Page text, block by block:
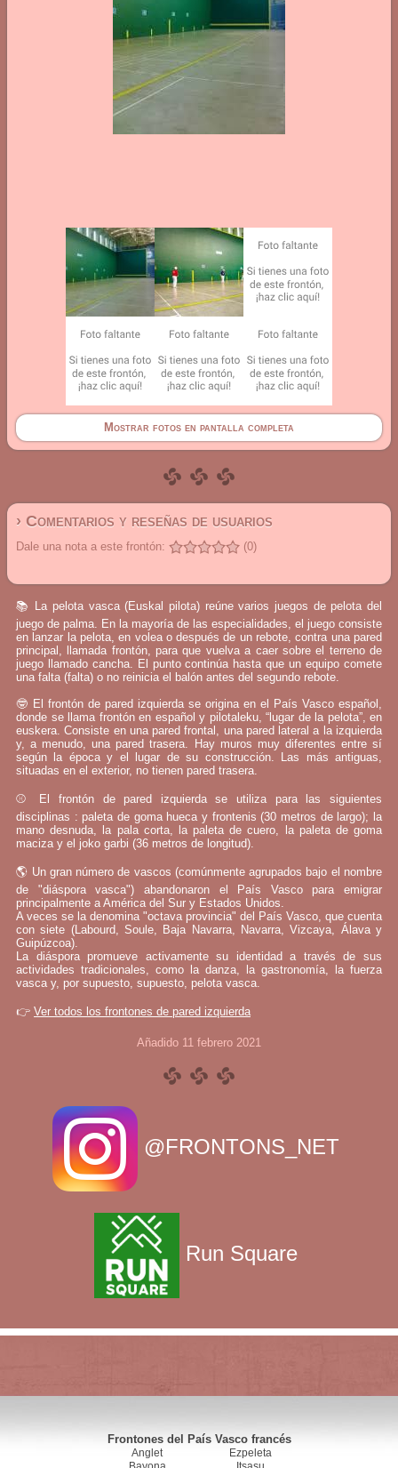
Mostrar fotos en pantalla completa
› Comentarios y reseñas de usuarios
Dale una nota a este frontón: (0)
📚 La pelota vasca (Euskal pilota) reúne varios juegos de pelota del
juego de palma. En la mayoría de las especialidades, el juego consiste
en lanzar la pelota, en volea o después de un rebote, contra una pared
principal, llamada frontón, para que vuelva a caer sobre el terreno de
juego llamado cancha. El punto continúa hasta que un equipo comete
una falta (falta) o no reinicia el balón antes del segundo rebote.
🤓 El frontón de pared izquierda se origina en el País Vasco español,
donde se llama frontón en español y pilotaleku, “lugar de la pelota”, en
euskera. Consiste en una pared frontal, una pared lateral a la izquierda
y, a menudo, una pared trasera. Hay muros muy diferentes entre sí
según la época y el lugar de su construcción. Las más antiguas,
situadas en el exterior, no tienen pared trasera.
⚾ El frontón de pared izquierda se utiliza para las siguientes
disciplinas : paleta de goma hueca y frontenis (30 metros de largo); la
mano desnuda, la pala corta, la paleta de cuero, la paleta de goma
maciza y el joko garbi (36 metros de longitud).
🌎 Un gran número de vascos (comúnmente agrupados bajo el nombre
de "diáspora vasca") abandonaron el País Vasco para emigrar
principalmente a América del Sur y Estados Unidos.
A veces se la denomina "octava provincia" del País Vasco, que cuenta
con siete (Labourd, Soule, Baja Navarra, Navarra, Vizcaya, Álava y
Guipúzcoa).
La diáspora promueve activamente su identidad a través de sus
actividades tradicionales, como la danza, la gastronomía, la fuerza
vasca y, por supuesto, supuesto, pelota vasca.
👉 Ver todos los frontones de pared izquierda
Añadido 11 febrero 2021
@FRONTONS_NET
Run Square
Frontones del País Vasco francés
Anglet
Ezpeleta